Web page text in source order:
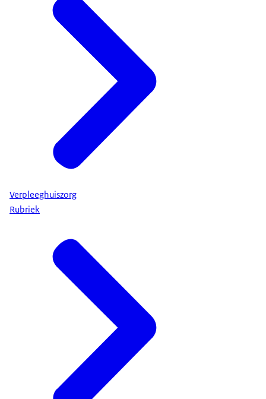
Verpleeghuiszorg
Rubriek